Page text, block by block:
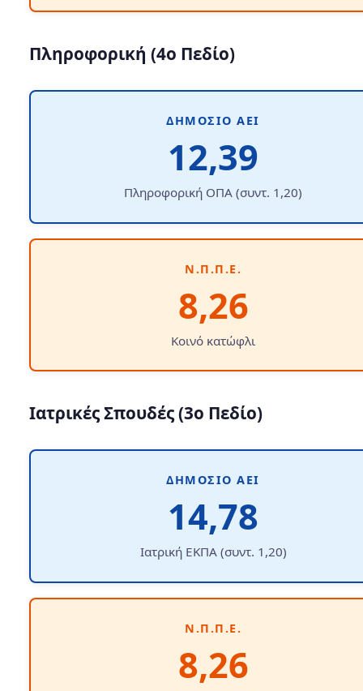
Πληροφορική (4ο Πεδίο)
ΔΗΜΌΣΙΟ ΑΕΙ
12,39
Πληροφορική ΟΠΑ (συντ. 1,20)
Ν.Π.Π.Ε.
8,26
Κοινό κατώφλι
Ιατρικές Σπουδές (3ο Πεδίο)
ΔΗΜΌΣΙΟ ΑΕΙ
14,78
Ιατρική ΕΚΠΑ (συντ. 1,20)
Ν.Π.Π.Ε.
8,26